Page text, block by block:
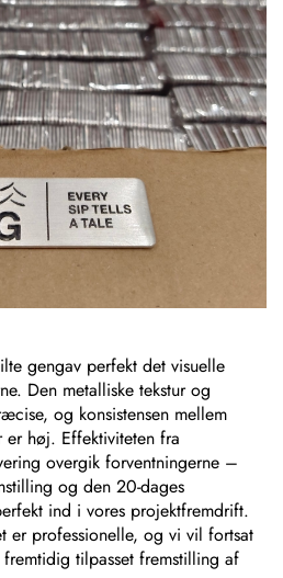
gengav perfekt det visuelle
Den metalliske tekstur og
og konsistensen mellem
er høj. Effektiviteten fra
overgik forventningerne –
og den 20-dages
ind i vores projektfremdrift.
er professionelle, og vi vil fortsat
tilpasset fremstilling af